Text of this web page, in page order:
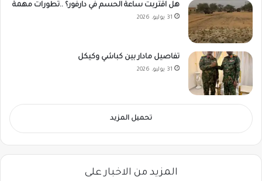
هل اقتربت ساعة الحسم في دارفور؟ ..تطورات مهمة
31 يوليو، 2026
تفاصيل مادار بين كباشي وكيكل
31 يوليو، 2026
تحميل المزيد
المزيد من الاخبار على